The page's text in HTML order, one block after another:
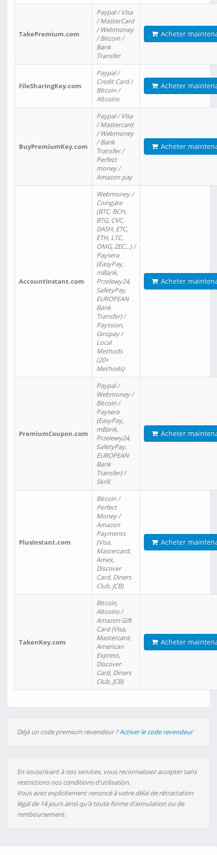
TakePremium.com
Paypal / Visa
/ MasterCard
/ Webmoney
/ Bitcoin /
Bank
Transfer
Acheter
FileSharingKey.com
Paypal /
Credit Card /
Bitcoin /
Altcoins
Acheter
BuyPremiumKey.com
Paypal / Visa
/ Mastercard
/ Webmoney
/ Bank
Transfer /
Perfect
money /
Amazon pay
Acheter
AccountInstant.com
Webmoney /
Coingate
(BTC, BCH,
BTG, CVC,
DASH, ETC,
ETH, LTC,
OMG, ZEC…) /
Paysera
(EasyPay,
mBank,
Przelewy24,
SafetyPay,
EUROPEAN
Bank
Transfer) /
Payssion,
Giropay /
Local
Methods
(20+
Methods)
Acheter
PremiumCoupon.com
Paypal /
Webmoney /
Bitcoin /
Paysera
(EasyPay,
mBank,
Przelewy24,
SafetyPay,
EUROPEAN
Bank
Transfer) /
Skrill
Acheter
PlusInstant.com
Bitcoin /
Perfect
Money /
Amazon
Payments
(Visa,
Mastercard,
Amex,
Discover
Card, Diners
Club, JCB)
Acheter
TakenKey.com
Bitcoin,
Altcoins /
Amazon Gift
Card (Visa,
Mastercard,
American
Express,
Discover
Card, Diners
Club, JCB)
Acheter
Déjà un code premium revendeur ?Activer le code revendeur
En souscrivant à nos services, vous reconnaissez accepter sans
restrictions nos conditions d'utilisation.
Vous avez explicitement renoncé à votre délai de rétractation
légal de 14 jours ainsi qu'à toute forme d'annulation ou de
remboursement.